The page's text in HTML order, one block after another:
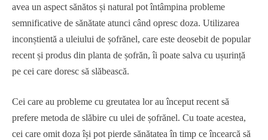
avea un aspect sănătos și natural pot întâmpina probleme
semnificative de sănătate atunci când opresc doza. Utilizarea
inconștientă a uleiului de șofrănel, care este deosebit de popular
recent și produs din planta de șofrăn, îi poate salva cu ușurință
pe cei care doresc să slăbească.
Cei care au probleme cu greutatea lor au început recent să
prefere metoda de slăbire cu ulei de șofrănel. Cu toate acestea,
cei care omit doza își pot pierde sănătatea în timp ce încearcă să